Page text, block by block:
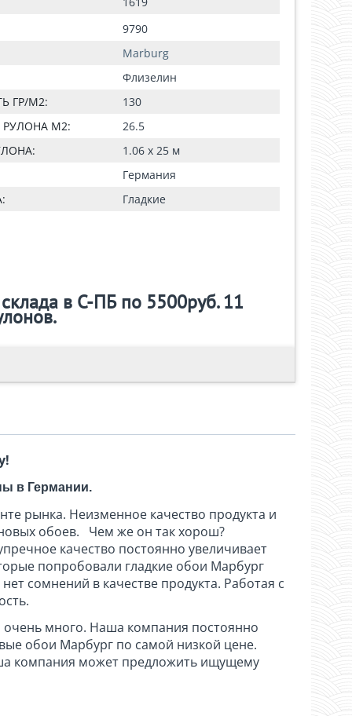
9790
Marburg
Флизелин
ГР/М2:
130
М2:
26.5
1.06 x 25 м
Германия
Гладкие
в С-ПБ по 5500руб. 11
в Германии.
рынка. Неизменное качество продукта и
обоев. Чем же он так хорош?
качество постоянно увеличивает
попробовали гладкие обои Марбург
сомнений в качестве продукта. Работая с
очень много. Наша компания постоянно
обои Марбург по самой низкой цене.
компания может предложить ищущему